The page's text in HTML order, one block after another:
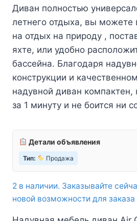
Диван полностью
летнего отдыха, вы можете
на отдых на природу ,
яхте, или удобно
бассейна. Благодаря
конструкции и
надувной диван компактен,
за 1 минуту и не боится ни
Детали объявления
Тип: Продажа
2 в наличии. Заказывайте
новой возможности для